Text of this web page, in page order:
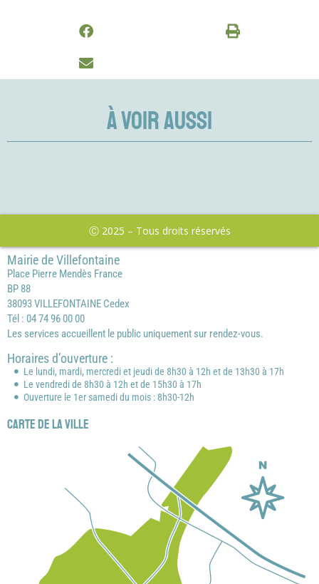
À VOIR AUSSI
Ⓒ 2025 – Tous droits réservés
Mairie de Villefontaine
Place Pierre Mendès France
BP 88
38093 VILLEFONTAINE Cedex
Tél : 04 74 96 00 00
Les services accueillent le public uniquement sur rendez-vous.
Horaires d’ouverture :
Le lundi, mardi, mercredi et jeudi de 8h30 à 12h et de 13h30 à 17h
Le vendredi de 8h30 à 12h et de 15h30 à 17h
Ouverture le 1er samedi du mois : 8h30-12h
Carte de la ville